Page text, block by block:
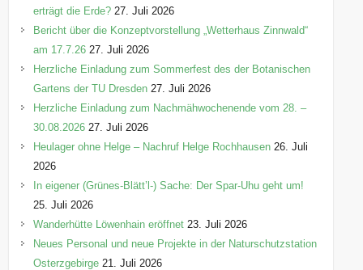
erträgt die Erde? 27. Juli 2026
Bericht über die Konzeptvorstellung „Wetterhaus Zinnwald“
am 17.7.26 27. Juli 2026
Herzliche Einladung zum Sommerfest des der Botanischen
Gartens der TU Dresden 27. Juli 2026
Herzliche Einladung zum Nachmähwochenende vom 28. –
30.08.2026 27. Juli 2026
Heulager ohne Helge – Nachruf Helge Rochhausen 26. Juli
2026
In eigener (Grünes-Blätt’l-) Sache: Der Spar-Uhu geht um!
25. Juli 2026
Wanderhütte Löwenhain eröffnet 23. Juli 2026
Neues Personal und neue Projekte in der Naturschutzstation
Osterzgebirge 21. Juli 2026